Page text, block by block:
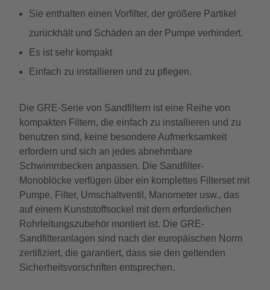
Sie enthalten einen Vorfilter, der größere Partikel
zurückhält und Schäden an der Pumpe verhindert.
Es ist sehr kompakt
Einfach zu installieren und zu pflegen.
Die GRE-Serie von Sandfiltern ist eine Reihe von
kompakten Filtern, die einfach zu installieren und zu
benutzen sind, keine besondere Aufmerksamkeit
erfordern und sich an jedes abnehmbare
Schwimmbecken anpassen. Die Sandfilter-
Monoblöcke verfügen über ein komplettes Filterset mit
Pumpe, Filter, Umschaltventil, Manometer usw., das
auf einem Kunststoffsockel mit dem erforderlichen
Rohrleitungszubehör montiert ist. Die GRE-
Sandfilteranlagen sind nach der europäischen Norm
zertifiziert, die garantiert, dass sie den geltenden
Sicherheitsvorschriften entsprechen.